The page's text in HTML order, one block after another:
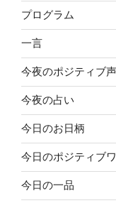
プログラム
一言
今夜のポジティブ
今夜の占い
今日のお日柄
今日のポジティブ
今日の一品